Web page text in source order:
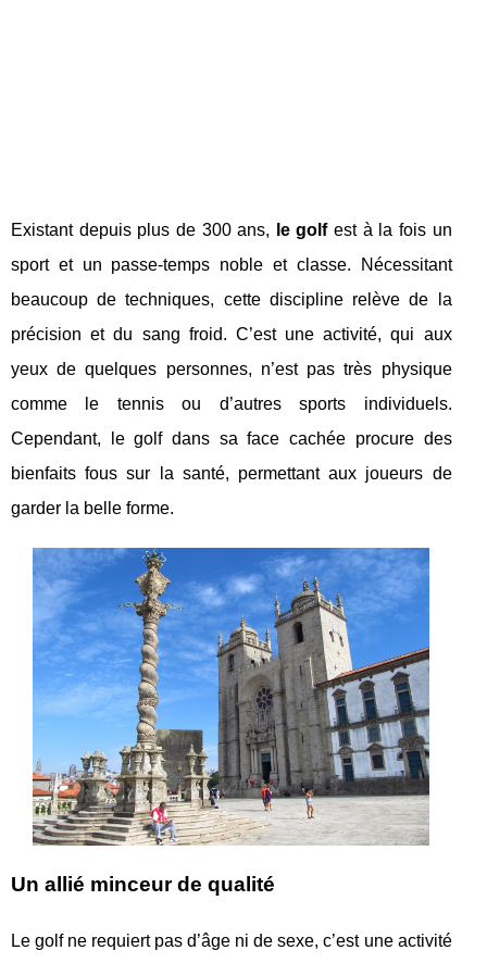
Existant depuis plus de 300 ans, le golfest à la fois un
sport et un passe-temps noble et classe. Nécessitant
beaucoup de techniques, cette discipline relève de la
précision et du sang froid. C’est une activité, qui aux
yeux de quelques personnes, n’est pas très physique
comme le tennis ou d’autres sports individuels.
Cependant, le golf dans sa face cachée procure des
bienfaits fous sur la santé, permettant aux joueurs de
garder la belle forme.
Un allié minceur de qualité
Le golf ne requiert pas d’âge ni de sexe, c’est une activité